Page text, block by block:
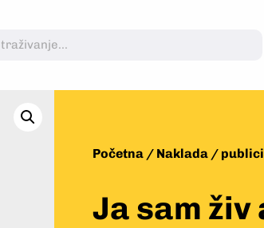
Početna/ Naklada/
Ja sam